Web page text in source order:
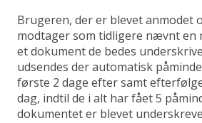
Brugeren, der er blevet anmodet
modtager som tidligere nævnt en
et dokument de bedes
udsendes der automatisk
første 2 dage efter samt
dag, indtil de i alt har fået 5
dokumentet er blevet